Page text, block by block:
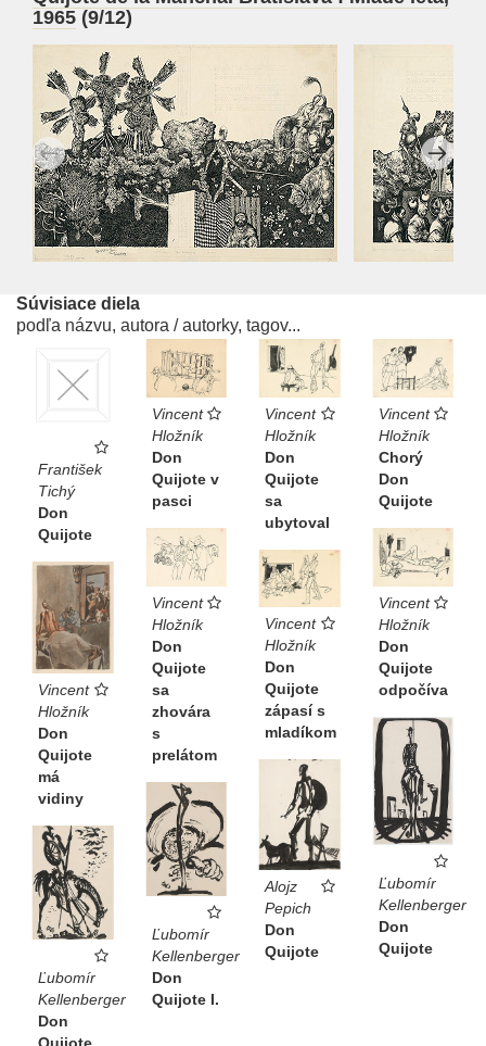
1965 (9/12)
Súvisiace diela
podľa názvu, autora / autorky, tagov...
František
Tichý
Don
Quijote
Vincent
Hložník
Don
Quijote v
pasci
Vincent
Hložník
Don
Quijote
sa
ubytoval
Vincent
Hložník
Chorý
Don
Quijote
Vincent
Hložník
Don
Quijote
odpočíva
Vincent
Hložník
Don
Quijote
sa
zhovára
s
prelátom
Vincent
Hložník
Don
Quijote
zápasí s
mladíkom
Vincent
Hložník
Don
Quijote
má
vidiny
Ľubomír
Kellenberger
Don
Quijote
Alojz
Pepich
Don
Quijote
Ľubomír
Kellenberger
Don
Quijote I.
Ľubomír
Kellenberger
Don
Quijote